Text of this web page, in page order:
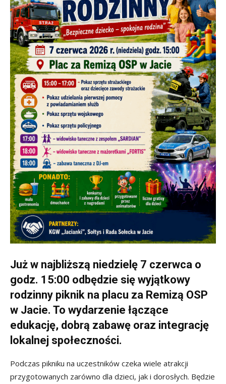
Już w najbliższą niedzielę 7 czerwca o
godz. 15:00 odbędzie się wyjątkowy
rodzinny piknik na placu za Remizą OSP
w Jacie. To wydarzenie łączące
edukację, dobrą zabawę oraz integrację
lokalnej społeczności.
Podczas pikniku na uczestników czeka wiele atrakcji
przygotowanych zarówno dla dzieci, jak i dorosłych. Będzie